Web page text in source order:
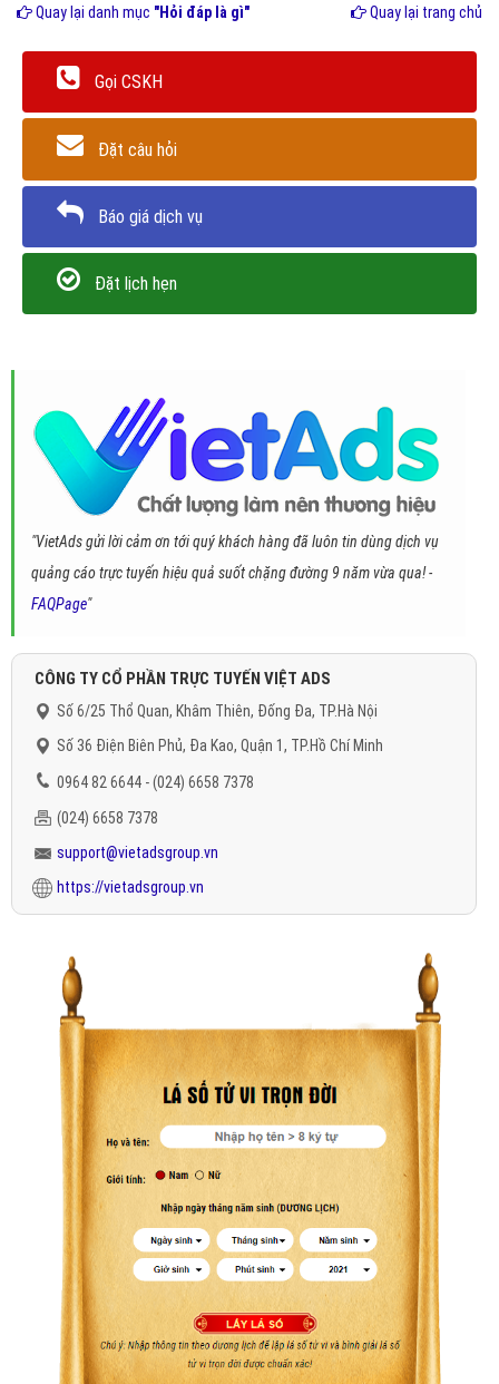
Quay lại danh mục "Hỏi đáp là gì" Quay lại trang chủ
Gọi CSKH
Đặt câu hỏi
Báo giá dịch vụ
Đặt lịch hẹn
"VietAds gửi lời cảm ơn tới quý khách hàng đã luôn tin dùng dịch vụ
quảng cáo trực tuyến hiệu quả suốt chặng đường 9 năm vừa qua! -
FAQPage"
CÔNG TY CỔ PHẦN TRỰC TUYẾN VIỆT ADS
Số 6/25 Thổ Quan, Khâm Thiên, Đống Đa, TP.Hà Nội
Số 36 Điện Biên Phủ, Đa Kao, Quận 1, TP.Hồ Chí Minh
0964 82 6644 - (024) 6658 7378
(024) 6658 7378
support@vietadsgroup.vn
https://vietadsgroup.vn